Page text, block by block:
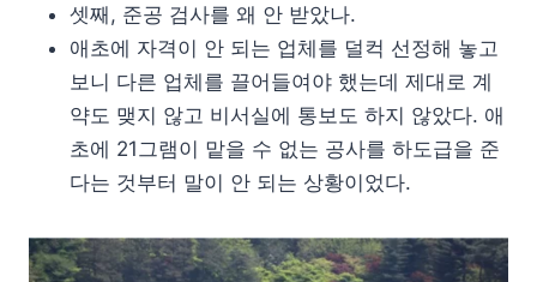
셋째, 준공 검사를 왜 안 받았나.
애초에 자격이 안 되는 업체를 덜컥 선정해 놓고
보니 다른 업체를 끌어들여야 했는데 제대로 계
약도 맺지 않고 비서실에 통보도 하지 않았다. 애
초에 21그램이 맡을 수 없는 공사를 하도급을 준
다는 것부터 말이 안 되는 상황이었다.